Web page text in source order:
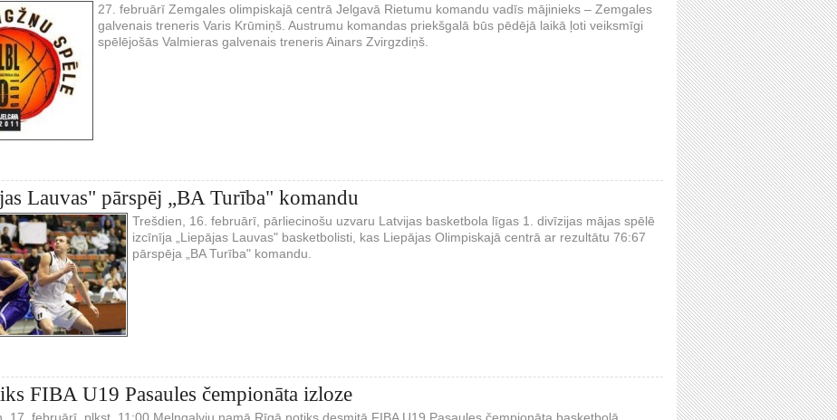
27. februārī Zemgales olimpiskajā centrā Jelgavā Rietumu komandu vadīs mājinieks – Zemgales
galvenais treneris Varis Krūmiņš. Austrumu komandas priekšgalā būs pēdējā laikā ļoti veiksmīgi
spēlējošās Valmieras galvenais treneris Ainars Zvirgzdiņš.
Lauvas" pārspēj „BA Turība" komandu
Trešdien, 16. februārī, pārliecinošu uzvaru Latvijas basketbola līgas 1. divīzijas mājas spēlē
izcīnīja „Liepājas Lauvas" basketbolisti, kas Liepājas Olimpiskajā centrā ar rezultātu 76:67
pārspēja „BA Turība" komandu.
FIBA U19 Pasaules čempionāta izloze
17. februārī, plkst. 11:00 Melngalvju namā Rīgā notiks desmitā FIBA U19 Pasaules čempionāta basketbolā